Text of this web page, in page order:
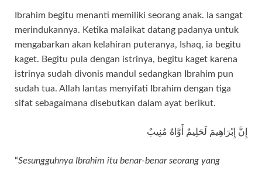
Ibrahim begitu menanti memiliki seorang anak. Ia sangat
merindukannya. Ketika malaikat datang padanya untuk
mengabarkan akan kelahiran puteranya, Ishaq, ia begitu
kaget. Begitu pula dengan istrinya, begitu kaget karena
istrinya sudah divonis mandul sedangkan Ibrahim pun
sudah tua. Allah lantas menyifati Ibrahim dengan tiga
sifat sebagaimana disebutkan dalam ayat berikut.
إِنَّ إِبْرَاهِيمَ لَحَلِيمٌ أَوَّاهٌ مُنِيبٌ
“Sesungguhnya Ibrahim itu benar-benar seorang yang